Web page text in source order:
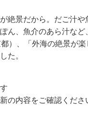
絶景だから。だご汁
ん、魚介のあら汁な
）、「外海の絶景が
た。
の内容をご確認くださ